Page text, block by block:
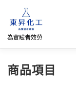
為實驗者效勞
首頁 關於我們
商品項目